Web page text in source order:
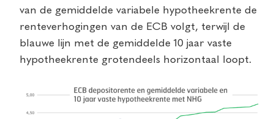
van de gemiddelde variabele hypotheekrente de
renteverhogingen van de ECB volgt, terwijl de
blauwe lijn met de gemiddelde 10 jaar vaste
hypotheekrente grotendeels horizontaal loopt.